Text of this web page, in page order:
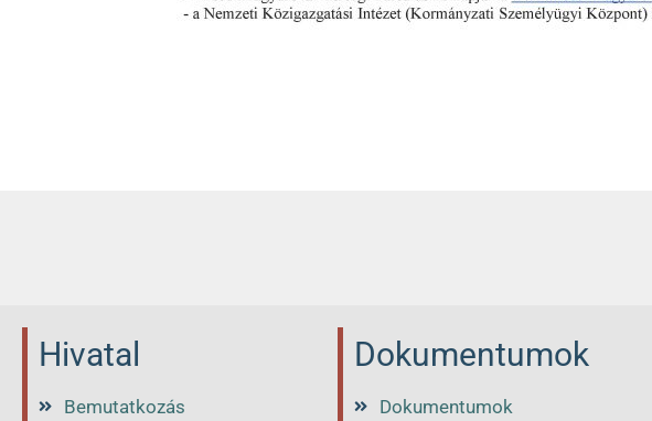
Hivatal
Bemutatkozás
Dokumentumok
Dokumentumok